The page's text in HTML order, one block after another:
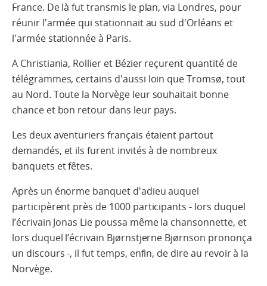
France. De là fut transmis le plan, via Londres, pour
réunir l'armée qui stationnait au sud d'Orléans et
l'armée stationnée à Paris.
A Christiania, Rollier et Bézier reçurent quantité de
télégrammes, certains d'aussi loin que Tromsø, tout
au Nord. Toute la Norvège leur souhaitait bonne
chance et bon retour dans leur pays.
Les deux aventuriers français étaient partout
demandés, et ils furent invités à de nombreux
banquets et fêtes.
Après un énorme banquet d'adieu auquel
participèrent près de 1000 participants - lors duquel
l’écrivain Jonas Lie poussa même la chansonnette, et
lors duquel l’écrivain Bjørnstjerne Bjørnson prononça
un discours -, il fut temps, enfin, de dire au revoir à la
Norvège.